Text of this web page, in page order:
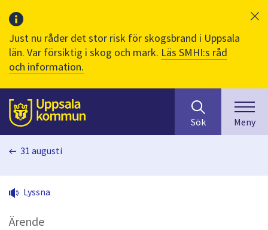
Just nu råder det stor risk för skogsbrand i Uppsala
län. Var försiktig i skog och mark. Läs SMHI:s råd
och information.
Till sidans
huvudinnehåll
efter
innehåll
på
Sök Meny
31 augusti
Lyssna
Ärende